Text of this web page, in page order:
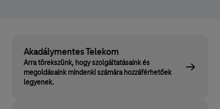
Akadálymentes Telekom
Arra törekszünk, hogy szolgáltatásaink és
megoldásaink mindenki számára hozzáférhetőek
legyenek.